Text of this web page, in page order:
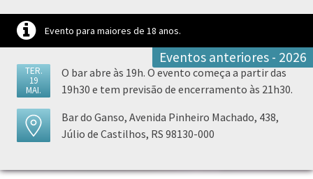
Evento para maiores de 18 anos.
Eventos anteriores - 2026
TER.
19
MAI.
O bar abre às 19h. O evento começa a partir das
19h30 e tem previsão de encerramento às 21h30.
Bar do Ganso, Avenida Pinheiro Machado, 438,
Júlio de Castilhos, RS 98130-000